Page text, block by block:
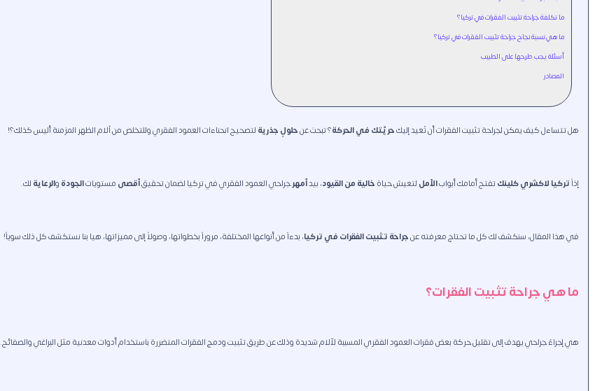
ما تكلفة جراحة تثبيت الفقرات في تركيا؟
ما هي نسبة نجاح جراحة تثبيت الفقرات في تركيا؟
أسئلة يجب طرحها على الطبيب
المصادر
هل تتساءل كيف يمكن لجراحة تثبيت الفقرات أن تُعيد إليكحريّتك في الحركة؟ تبحث عنحلولٍ جذريةلتصحيح انحناءات العمود الفقري وللتخلص من آلام الظهر المزمنة أليس كذلك؟!
إذاًتركيا لاكشري كلينكتفتح أمامك أبوابالأمللتعيش حياةخالية من القيود، بيدأمهرجراحي العمود الفقري في تركيا لضمان تحقيقأقصىمستوياتالجودةوالرعايةلك.
في هذا المقال، سنكشف لك كل ما تحتاج معرفته عنجراحة تثبيت الفقرات في تركيا، بدءاً من أنواعها المختلفة، مروراً بخطواتها، وصولاً إلى مميزاتها، هيا بنا نستكشف كل ذلك سوياً!
ما هي جراحة تثبيت الفقرات؟
هي إجراءٌ جراحي يهدف إلى تقليل حركة بعض فقرات العمود الفقري المسببة لآلام شديدة وذلك عن طريق تثبيت ودمج الفقرات المتضررة باستخدام أدوات معدنية مثل البراغي والصفائح.